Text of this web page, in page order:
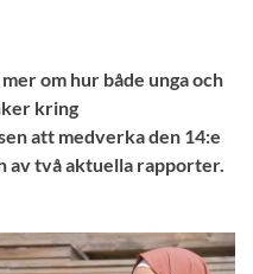
om hur både unga och
kring
att medverka den 14:e
av två aktuella rapporter.